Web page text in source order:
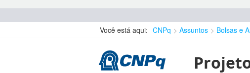
Você está aqui: CNPq Assuntos Bolsas e